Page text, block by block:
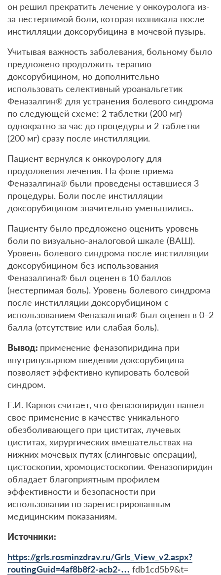
он решил прекратить лечение у онкоуролога из-
за нестерпимой боли, которая возникала после
инстилляции доксорубицина в мочевой пузырь.
Учитывая важность заболевания, больному было
предложено продолжить терапию
доксорубицином, но дополнительно
использовать селективный уроанальгетик
Феназалгин® для устранения болевого синдрома
по следующей схеме: 2 таблетки (200 мг)
однократно за час до процедуры и 2 таблетки
(200 мг) сразу после инстилляции.
Пациент вернулся к онкоурологу для
продолжения лечения. На фоне приема
Феназалгина® были проведены оставшиеся 3
процедуры. Боли после инстилляции
доксорубицином значительно уменьшились.
Пациенту было предложено оценить уровень
боли по визуально-аналоговой шкале (ВАШ).
Уровень болевого синдрома после инстилляции
доксорубицином без использования
Феназалгина® был оценен в 10 баллов
(нестерпимая боль). Уровень болевого синдрома
после инстилляции доксорубицином с
использованием Феназалгина® был оценен в 0–2
балла (отсутствие или слабая боль).
Вывод: применение феназопиридина при
внутрипузырном введении доксорубицина
позволяет эффективно купировать болевой
синдром.
Е.И. Карпов считает, что феназопиридин нашел
свое применение в качестве уникального
обезболивающего при циститах, лучевых
циститах, хирургических вмешательствах на
нижних мочевых путях (слинговые операции),
цистоскопии, хромоцистоскопии. Феназопиридин
обладает благоприятным профилем
эффективности и безопасности при
использовании по зарегистрированным
медицинским показаниям.
Источники:
https://grls.rosminzdrav.ru/Grls_View_v2.aspx?
routingGuid=4af8b8f2-acb2-… fdb1cd5b9&t=